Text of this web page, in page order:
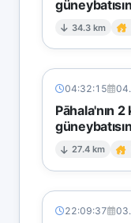
34.3 km
04:32:15
Pāhala'nın
27.4 km
22:09:37